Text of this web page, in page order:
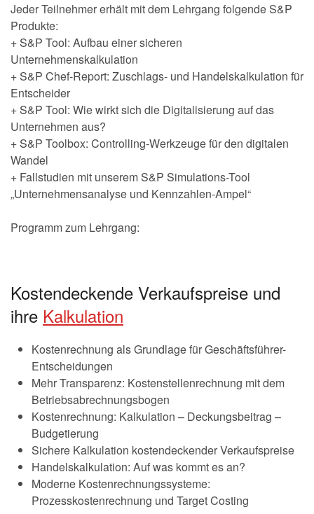
Jeder Teilnehmer erhält mit dem Lehrgang folgende S&P
Produkte:
+ S&P Tool: Aufbau einer sicheren
Unternehmenskalkulation
+ S&P Chef-Report: Zuschlags- und Handelskalkulation für
Entscheider
+ S&P Tool: Wie wirkt sich die Digitalisierung auf das
Unternehmen aus?
+ S&P Toolbox: Controlling-Werkzeuge für den digitalen
Wandel
+ Fallstudien mit unserem S&P Simulations-Tool
„Unternehmensanalyse und Kennzahlen-Ampel“
Programm zum Lehrgang:
Kostendeckende Verkaufspreise und
ihre Kalkulation
Kostenrechnung als Grundlage für Geschäftsführer-
Entscheidungen
Mehr Transparenz: Kostenstellenrechnung mit dem
Betriebsabrechnungsbogen
Kostenrechnung: Kalkulation – Deckungsbeitrag –
Budgetierung
Sichere Kalkulation kostendeckender Verkaufspreise
Handelskalkulation: Auf was kommt es an?
Moderne Kostenrechnungssysteme:
Prozesskostenrechnung und Target Costing